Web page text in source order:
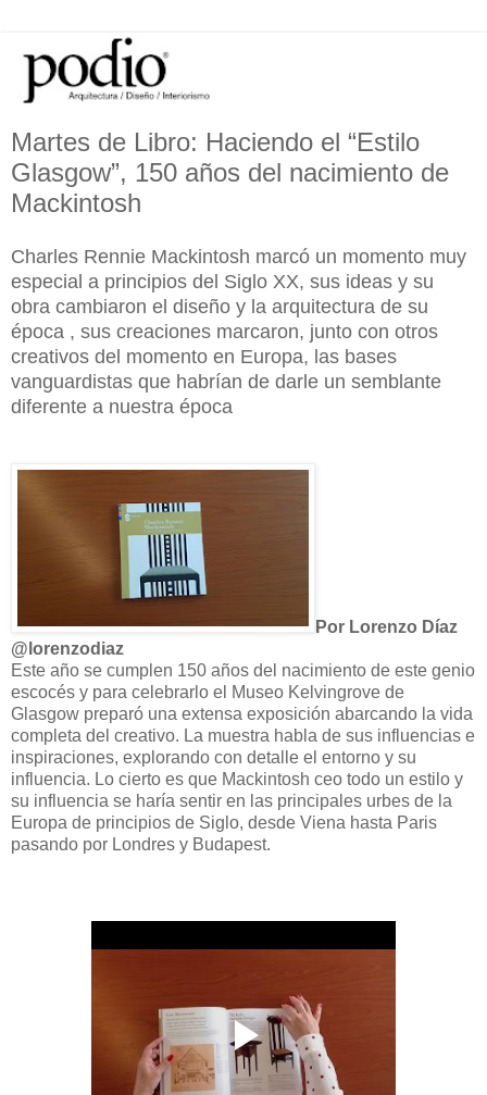
Martes de Libro: Haciendo el “Estilo
Glasgow”, 150 años del nacimiento de
Mackintosh
Charles Rennie Mackintosh marcó un momento muy
especial a principios del Siglo XX, sus ideas y su
obra cambiaron el diseño y la arquitectura de su
época , sus creaciones marcaron, junto con otros
creativos del momento en Europa, las bases
vanguardistas que habrían de darle un semblante
diferente a nuestra época
Por Lorenzo Díaz
@lorenzodiaz
Este año se cumplen 150 años del nacimiento de este genio
escocés y para celebrarlo el Museo Kelvingrove de
Glasgow preparó una extensa exposición abarcando la vida
completa del creativo. La muestra habla de sus influencias e
inspiraciones, explorando con detalle el entorno y su
influencia. Lo cierto es que Mackintosh ceo todo un estilo y
su influencia se haría sentir en las principales urbes de la
Europa de principios de Siglo, desde Viena hasta Paris
pasando por Londres y Budapest.